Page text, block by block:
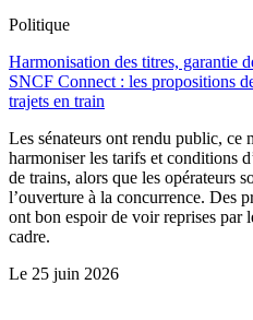
Politique
Harmonisation des titres, garantie
SNCF Connect : les propositions
trajets en train
Les sénateurs ont rendu public, ce
harmoniser les tarifs et conditions
de trains, alors que les opérateurs
l’ouverture à la concurrence. Des
ont bon espoir de voir reprises par
cadre.
Le 25 juin 2026